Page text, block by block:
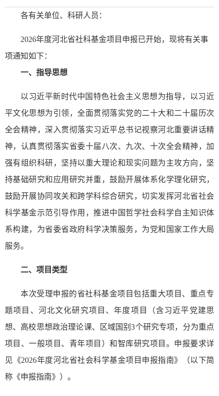
各有关单位、科研人员：
2026年度河北省社科基金项目申报已开始，现将有关事
项通知如下：
一、指导思想
以习近平新时代中国特色社会主义思想为指导，以习近
平文化思想为引领，全面贯彻落实党的二十大和二十届历次
全会精神，深入贯彻落实习近平总书记视察河北重要讲话精
神，认真贯彻落实省委十届八次、九次、十次全会精神，加
强有组织科研，坚持以重大理论和现实问题为主攻方向，坚
持基础研究和应用研究并重，鼓励开展体系化学理化研究，
鼓励开展协同攻关和跨学科综合研究，切实发挥河北省社会
科学基金示范引导作用，推进中国哲学社会科学自主知识体
系构建，为省委省政府科学决策服务，为党和国家工作大局
服务。
二、项目类型
本次受理申报的省社科基金项目包括重大项目、重点专
题项目、河北文化研究项目、年度项目（含习近平党建思
想、高校思想政治理论课、区域国别3个研究专项，分为重点
项目、一般项目、青年项目）和智库研究项目。申报要求详
见《2026年度河北省社会科学基金项目申报指南》（以下简
称《申报指南》）。